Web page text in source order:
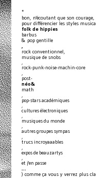
*
bon, n'écoutant que son
pour différencier les styles
folk de hippies
barbus
& pop gentille
,
rock conventionnel,
musique de snobs
,
rock-punk-noise-machin-core
,
post-
néo&
math
,
pop-stars académiques
cultures électroniques
musiques du monde
,
autres groupes sympas
,
trucs incroyaaables
,
expos de beauzartys
,
et j'en passe
…
) comme ça vous y verrez plus